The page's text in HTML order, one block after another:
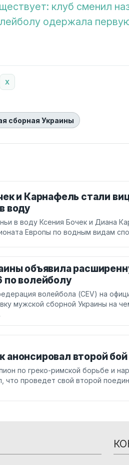
клуб сменил
одержала
X
сборная Украины
и Карнафель стали
воду
в воду Ксения Бочек и Диана
Европы по водным видам
объявила
по волейболу
волейбола (CEV) на
мужской сборной Украины на
анонсировал второй
по греко-римской борьбе и
что проведет свой второй